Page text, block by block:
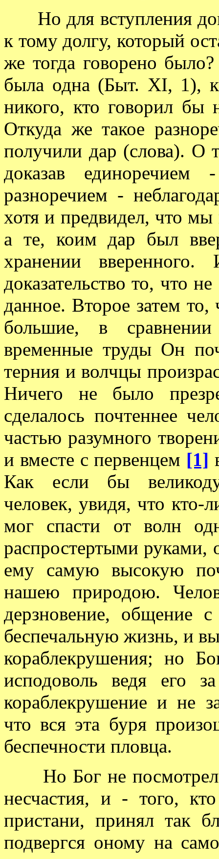
Но для вступления
к тому долгу, который
же тогда говорено
была одна (Быт. XI, 1),
никого, кто говорил бы
Откуда же такое
получили дар (слова). О
доказав единоречием
разноречием -
хотя и предвидел, что
а те, коим дар был
хранении вверенного.
доказательство то, что
данное. Второе затем
большие, в
временные труды Он
терния и волчцы
Ничего не было
сделалось почтеннее
частью разумного
и вместе с первенцем [1]
Как если бы
человек, увидя, что кто-
мог спасти от волн
распростертыми руками,
ему самую высокую
нашею природою.
дерзновение, общение
беспечальную жизнь, и
кораблекрушения; но
исподоволь ведя его
кораблекрушение и не
что вся эта буря
беспечности пловца.
Но Бог не посмотрел
несчастия, и - того,
пристани, принял так
подвергся оному на